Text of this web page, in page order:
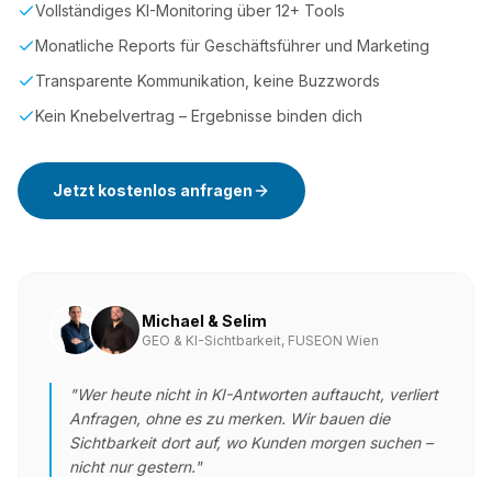
Vollständiges KI-Monitoring über 12+ Tools
Monatliche Reports für Geschäftsführer und Marketing
Transparente Kommunikation, keine Buzzwords
Kein Knebelvertrag – Ergebnisse binden dich
Jetzt kostenlos anfragen
Michael & Selim
GEO & KI-Sichtbarkeit, FUSEON Wien
"Wer heute nicht in KI-Antworten auftaucht, verliert
Anfragen, ohne es zu merken. Wir bauen die
Sichtbarkeit dort auf, wo Kunden morgen suchen –
nicht nur gestern."